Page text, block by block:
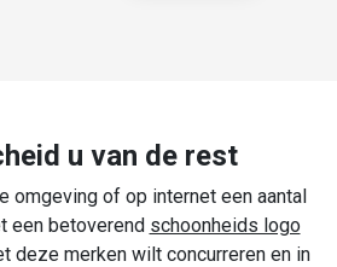
u van de rest
omgeving of op internet een aantal
een betoverend schoonheids logo
deze merken wilt concurreren en in